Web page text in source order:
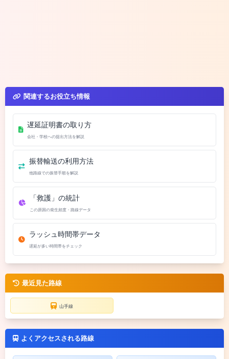
関連するお役立ち情報
遅延証明書の取り方
会社・学校への提出方法を解説
振替輸送の利用方法
他路線での振替手順を解説
「救護」の統計
この原因の発生頻度・路線データ
ラッシュ時間帯データ
遅延が多い時間帯をチェック
最近見た路線
山手線
よくアクセスされる路線